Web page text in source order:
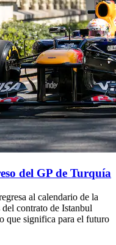
del GP de Turquía
al calendario de la
contrato de Istanbul
que significa para el futuro